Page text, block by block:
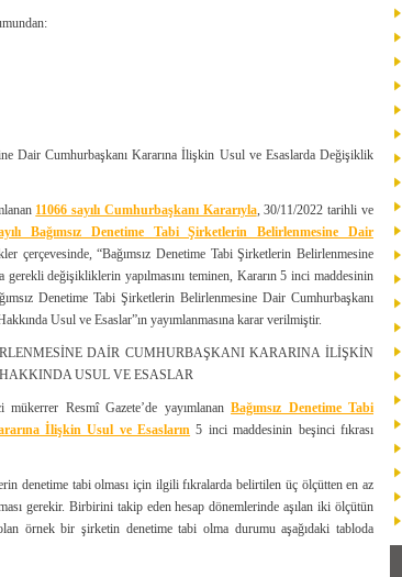
Dair Cumhurbaşkanı Kararına İlişkin Usul ve Esaslarda Değişiklik
11066 sayılı Cumhurbaşkanı Kararıyla, 30/11/2022 tarihli ve
Bağımsız Denetime Tabi Şirketlerin Belirlenmesine Dair
çerçevesinde, “Bağımsız Denetime Tabi Şirketlerin Belirlenmesine
değişikliklerin yapılmasını teminen, Kararın 5 inci maddesinin
Denetime Tabi Şirketlerin Belirlenmesine Dair Cumhurbaşkanı
Usul ve Esaslar”ın yayımlanmasına karar verilmiştir.
DAİR CUMHURBAŞKANI KARARINA İLİŞKİN
USUL VE ESASLAR
Resmî Gazete’de yayımlananBağımsız Denetime Tabi
İlişkin Usul ve Esasların 5 inci maddesinin beşinci fıkrası
denetime tabi olması için ilgili fıkralarda belirtilen üç ölçütten en az
gerekir. Birbirini takip eden hesap dönemlerinde aşılan iki ölçütün
örnek bir şirketin denetime tabi olma durumu aşağıdaki tabloda